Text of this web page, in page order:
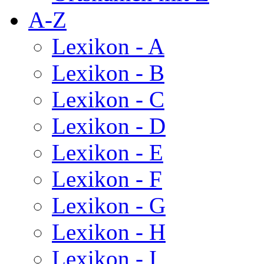
A-Z
Lexikon - A
Lexikon - B
Lexikon - C
Lexikon - D
Lexikon - E
Lexikon - F
Lexikon - G
Lexikon - H
Lexikon - I